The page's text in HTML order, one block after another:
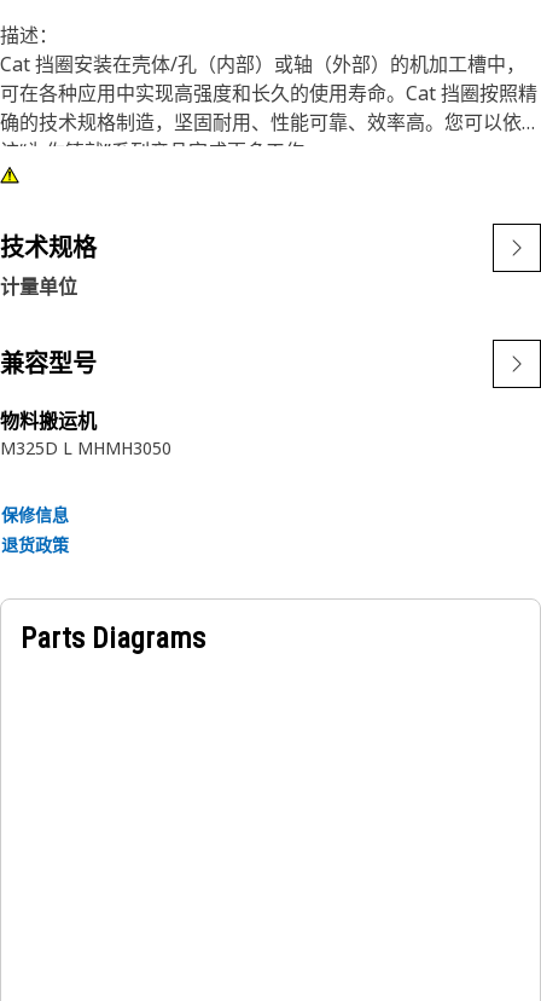
描述：
Cat 挡圈安装在壳体/孔（内部）或轴（外部）的机加工槽中，
可在各种应用中实现高强度和长久的使用寿命。Cat 挡圈按照精
确的技术规格制造，坚固耐用、性能可靠、效率高。您可以依靠
该“为你铸就”系列产品完成更多工作。
• 挡圈符合甚至超过 ANSI、ASTM 和 DIN 要求
应用：
技术规格
计量单位
兼容型号
物料搬运机
M325D L MHMH3050
保修信息
退货政策
Parts Diagrams